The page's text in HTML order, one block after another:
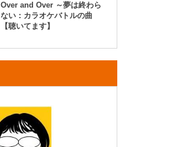
Over and Over ～夢は終わら
ない：カラオケバトルの曲
【聴いてます】